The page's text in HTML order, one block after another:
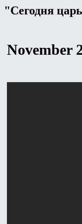
"Сегодня
November